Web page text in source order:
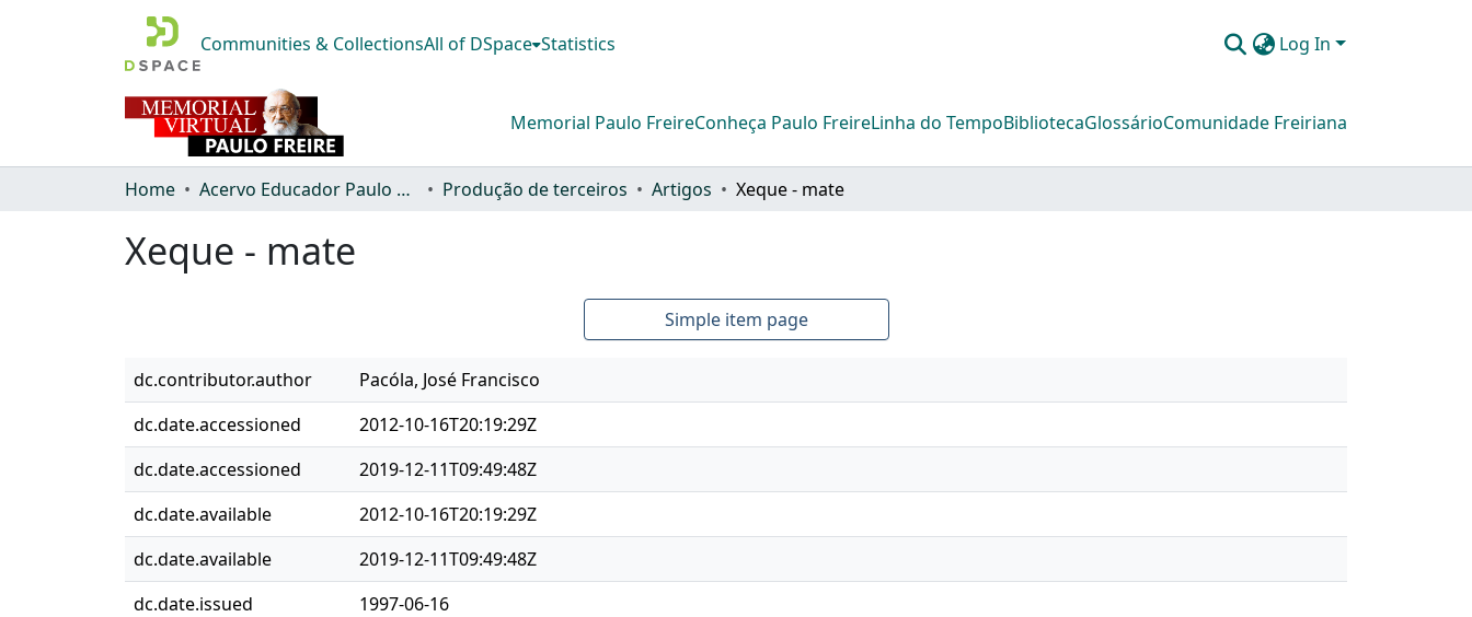
Communities & CollectionsAll of DSpace Statistics Log In
Memorial Paulo FreireConheça Paulo FreireLinha do TempoBibliotecaGlossárioComunidade Freiriana
Home Acervo Educador Paulo Freire Produção de terceiros Artigos Xeque - mate
Xeque - mate
Simple item page
dc.contributor.author
Pacóla, José Francisco
dc.date.accessioned
2012-10-16T20:19:29Z
dc.date.accessioned
2019-12-11T09:49:48Z
dc.date.available
2012-10-16T20:19:29Z
dc.date.available
2019-12-11T09:49:48Z
dc.date.issued
1997-06-16